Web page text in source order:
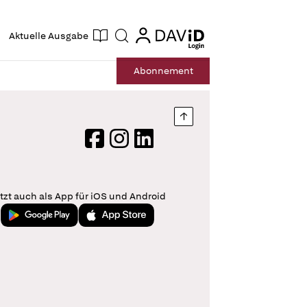
Aktuelle Ausgabe Suche login
login
Abonnement
Nach oben springen
FacebookInstagram
LinkedIn
auch als App für iOS und Android
Jetzt bei Google PlayLaden im App Store